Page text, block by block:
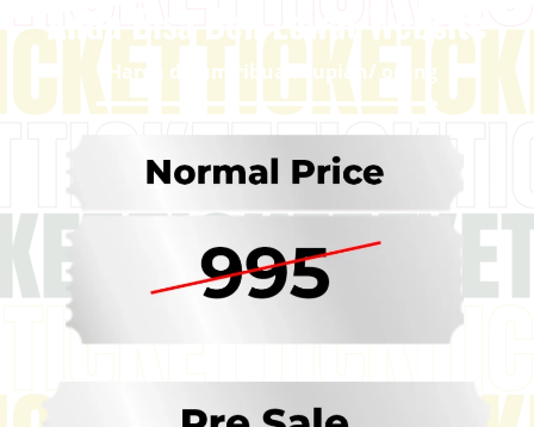
Anda Bisa Beli Lewat Website
*Harga dalam ribuan rupiah/ orang